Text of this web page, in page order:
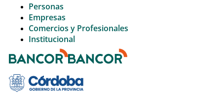
Personas
Empresas
Comercios y Profesionales
Institucional